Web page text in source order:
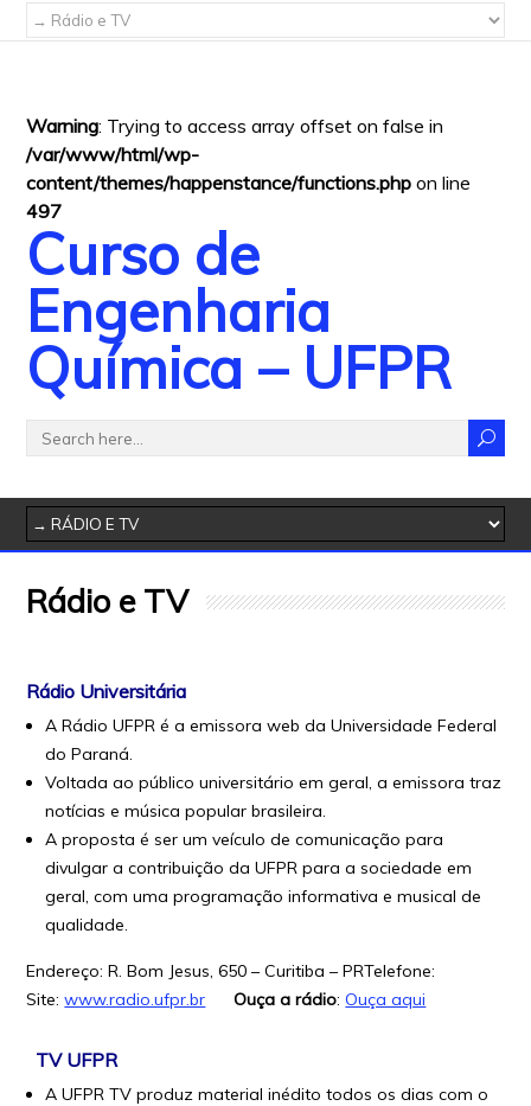
Warning: Trying to access array offset on false in
/var/www/html/wp-
content/themes/happenstance/functions.php on line
497
Curso de
Engenharia
Química – UFPR
Rádio e TV
Rádio Universitária
A Rádio UFPR é a emissora web da Universidade Federal
do Paraná.
Voltada ao público universitário em geral, a emissora traz
notícias e música popular brasileira.
A proposta é ser um veículo de comunicação para
divulgar a contribuição da UFPR para a sociedade em
geral, com uma programação informativa e musical de
qualidade.
Endereço: R. Bom Jesus, 650 – Curitiba – PRTelefone:
Site:www.radio.ufpr.br Ouça a rádio:Ouça aqui
TV UFPR
A UFPR TV produz material inédito todos os dias com o